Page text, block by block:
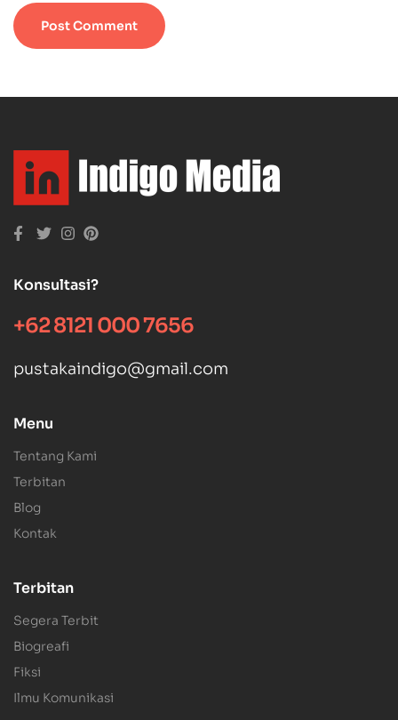
Konsultasi?
+62 8121 000 7656
pustakaindigo@gmail.com
Menu
Tentang Kami
Terbitan
Blog
Kontak
Terbitan
Segera Terbit
Biogreafi
Fiksi
Ilmu Komunikasi